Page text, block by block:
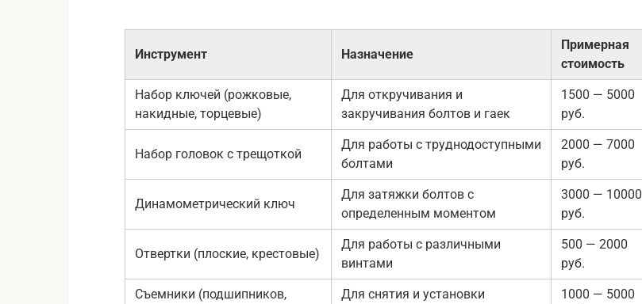
Инструмент Назначение
Примерная
стоимость
Набор ключей (рожковые,
накидные, торцевые)
Для откручивания и
закручивания болтов и гаек
1500 — 5000
руб.
Набор головок с трещоткой
Для работы с труднодоступными
болтами
2000 — 7000
руб.
Динамометрический ключ
Для затяжки болтов с
определенным моментом
3000 — 10000
руб.
Отвертки (плоские, крестовые)
Для работы с различными
винтами
500 — 2000
руб.
Съемники (подшипников,
Для снятия и установки
1000 — 5000